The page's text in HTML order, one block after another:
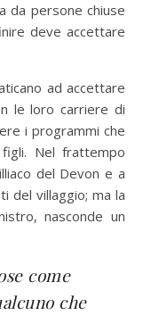
da persone chiuse
deve accettare
ad accettare
le loro carriere di
i programmi che
Nel frattempo
del Devon e a
del villaggio; ma la
nasconde un
come
che